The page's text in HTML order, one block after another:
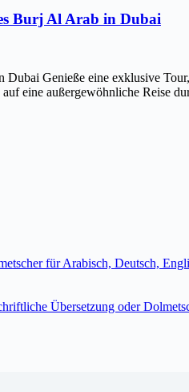
Burj Al Arab in Dubai
Genieße eine exklusive
eine außergewöhnliche Reise
für Arabisch, Deutsch,
Übersetzung oder